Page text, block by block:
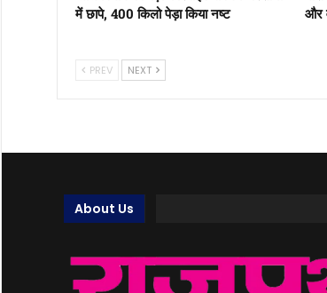
में छापे, 400 किलो पेड़ा किया नष्ट
और
PREV NEXT
About Us